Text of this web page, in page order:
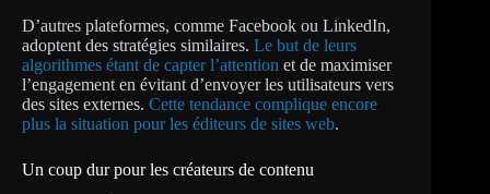
D’autres plateformes, comme Facebook ou LinkedIn,
adoptent des stratégies similaires. Le but de leurs
algorithmes étant de capter l’attention et de maximiser
l’engagement en évitant d’envoyer les utilisateurs vers
des sites externes. Cette tendance complique encore
plus la situation pour les éditeurs de sites web.
Un coup dur pour les créateurs de contenu